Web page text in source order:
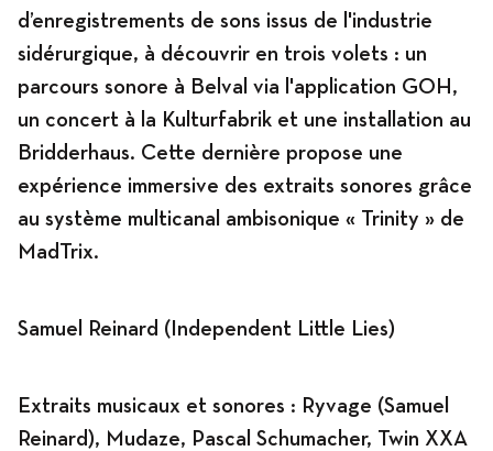
Programme
News
Agenda
Expositions
d’enregistrements de sons issus de l'industrie
sidérurgique, à découvrir en trois volets : un
parcours sonore à Belval via l'application GOH,
un concert à la Kulturfabrik et une installation au
Bridderhaus. Cette dernière propose une
expérience immersive des extraits sonores grâce
au système multicanal ambisonique « Trinity » de
MadTrix.
Samuel Reinard (Independent Little Lies)
Extraits musicaux et sonores : Ryvage (Samuel
Reinard), Mudaze, Pascal Schumacher, Twin XXA